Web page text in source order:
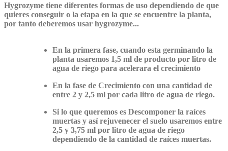
Hygrozyme tiene diferentes formas de uso dependiendo de que
quieres conseguir o la etapa en la que se encuentre la planta,
por tanto deberemos usar hygrozyme...
En la primera fase, cuando esta germinando la
planta usaremos 1,5 ml de producto por litro de
agua de riego para acelerara el crecimiento
En la fase de Crecimiento con una cantidad de
entre 2 y 2,5 ml por cada litro de agua de riego.
Si lo que queremos es Descomponer la raíces
muertas y así rejuvenecer el suelo usaremos entre
2,5 y 3,75 ml por litro de agua de riego
dependiendo de la cantidad de raíces muertas.